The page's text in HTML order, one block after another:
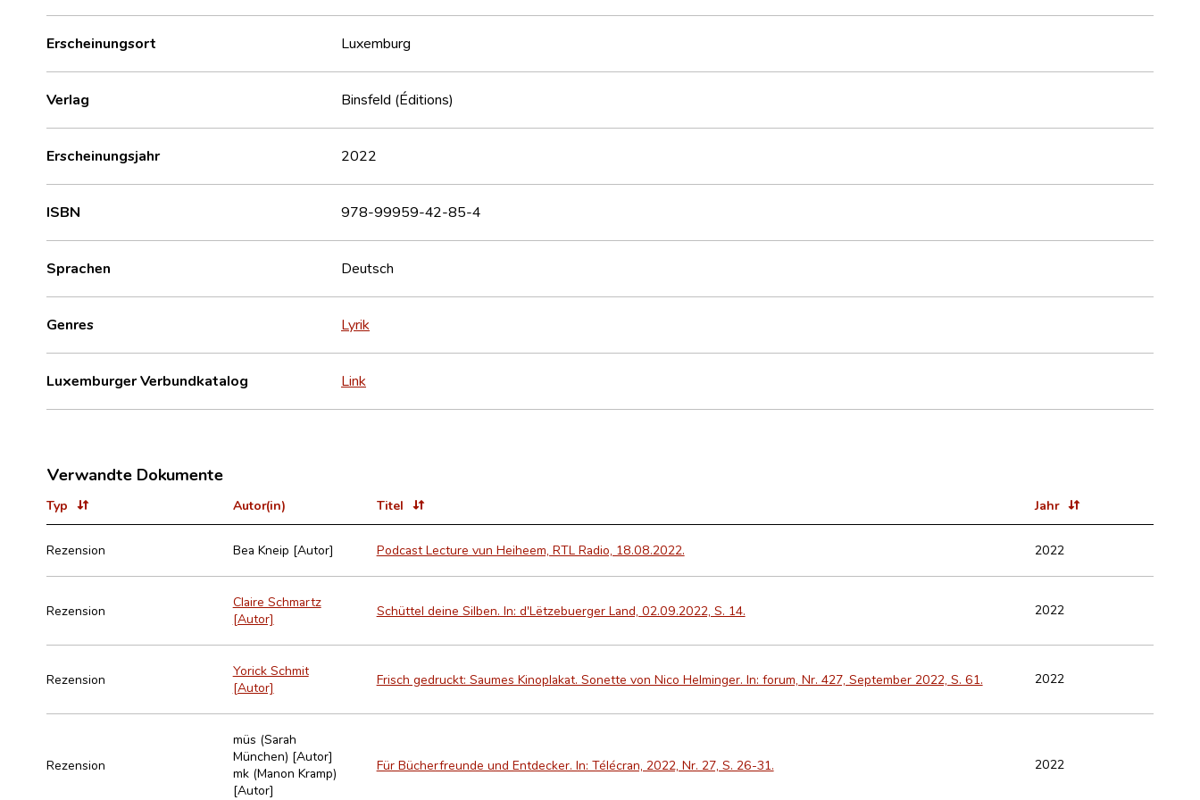
Erscheinungsort Luxemburg
Verlag Binsfeld (Éditions)
Erscheinungsjahr 2022
ISBN 978-99959-42-85-4
Sprachen Deutsch
Genres Lyrik
Luxemburger Verbundkatalog Link
Verwandte Dokumente
Typ Autor(in) Titel Jahr
Rezension Bea Kneip [Autor] Podcast Lecture vun Heiheem, RTL Radio, 18.08.2022. 2022
Rezension
Claire Schmartz
[Autor]
Schüttel deine Silben. In: d'Lëtzebuerger Land, 02.09.2022, S. 14. 2022
Rezension
Yorick Schmit
[Autor]
Frisch gedruckt: Saumes Kinoplakat. Sonette von Nico Helminger. In: forum, Nr. 427, September 2022, S. 61. 2022
Rezension
müs (Sarah
München) [Autor]
mk (Manon Kramp)
[Autor]
Für Bücherfreunde und Entdecker. In: Télécran, 2022, Nr. 27, S. 26-31. 2022